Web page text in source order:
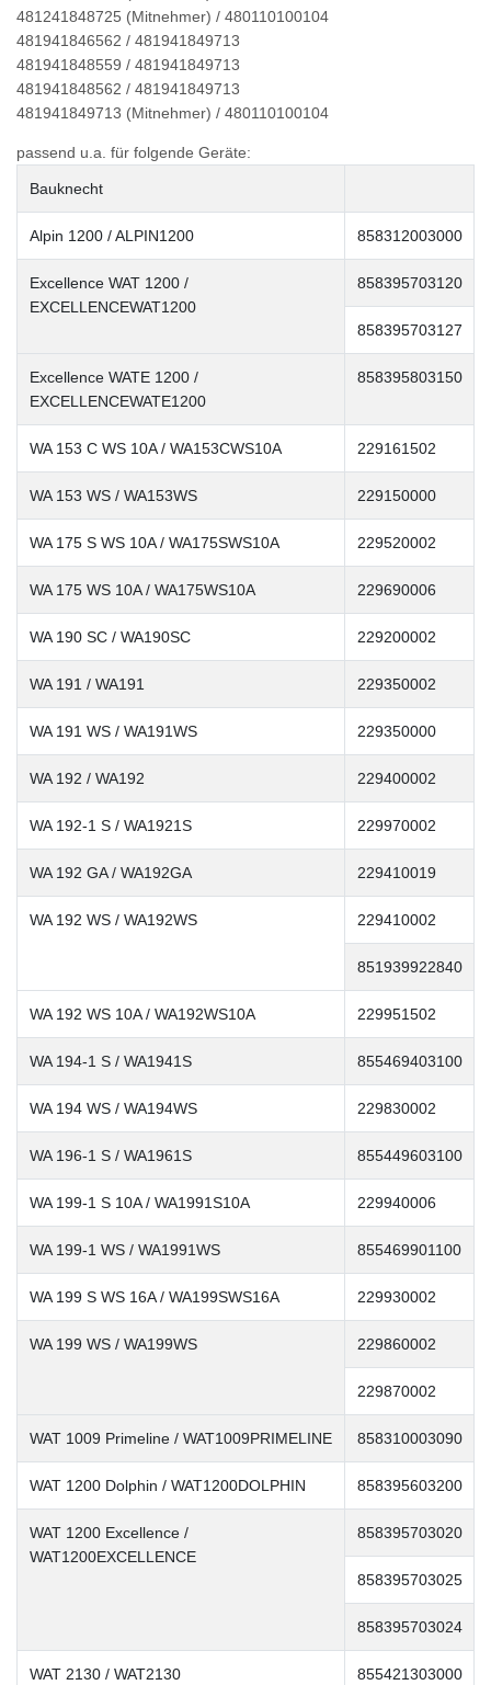
481241848725 (Mitnehmer) / 480110100104
481941846562 / 481941849713
481941848559 / 481941849713
481941848562 / 481941849713
481941849713 (Mitnehmer) / 480110100104
passend u.a. für folgende Geräte:
Bauknecht
Alpin 1200 / ALPIN1200 858312003000
Excellence WAT 1200 /
EXCELLENCEWAT1200
858395703120
858395703127
Excellence WATE 1200 /
EXCELLENCEWATE1200
858395803150
WA 153 C WS 10A / WA153CWS10A 229161502
WA 153 WS / WA153WS 229150000
WA 175 S WS 10A / WA175SWS10A 229520002
WA 175 WS 10A / WA175WS10A 229690006
WA 190 SC / WA190SC 229200002
WA 191 / WA191 229350002
WA 191 WS / WA191WS 229350000
WA 192 / WA192 229400002
WA 192-1 S / WA1921S 229970002
WA 192 GA / WA192GA 229410019
WA 192 WS / WA192WS 229410002
851939922840
WA 192 WS 10A / WA192WS10A 229951502
WA 194-1 S / WA1941S 855469403100
WA 194 WS / WA194WS 229830002
WA 196-1 S / WA1961S 855449603100
WA 199-1 S 10A / WA1991S10A 229940006
WA 199-1 WS / WA1991WS 855469901100
WA 199 S WS 16A / WA199SWS16A 229930002
WA 199 WS / WA199WS 229860002
229870002
WAT 1009 Primeline / WAT1009PRIMELINE 858310003090
WAT 1200 Dolphin / WAT1200DOLPHIN 858395603200
WAT 1200 Excellence /
WAT1200EXCELLENCE
858395703020
858395703025
858395703024
WAT 2130 / WAT2130 855421303000